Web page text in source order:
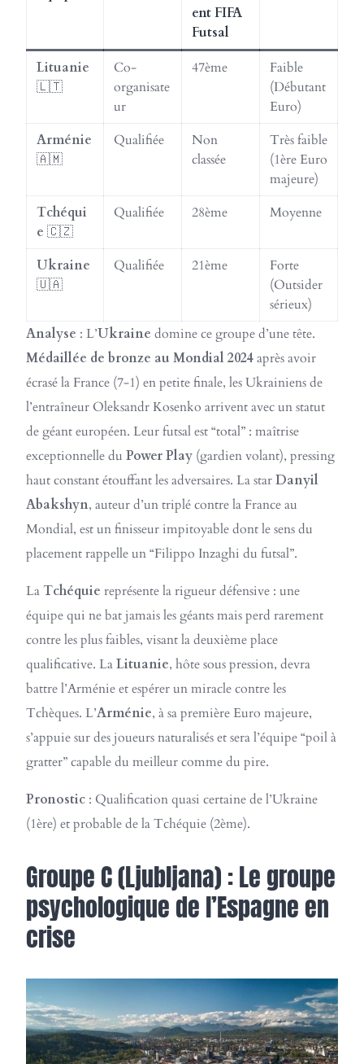
ent FIFA
Futsal
Lituanie
🇱🇹
Co-
organisate
ur
47ème
Faible
(Débutant
Euro)
Arménie
🇦🇲
Qualifiée
Non
classée
Très faible
(1ère Euro
majeure)
Tchéqui
e 🇨🇿
Qualifiée 28ème Moyenne
Ukraine
🇺🇦
Qualifiée 21ème
Forte
(Outsider
sérieux)
Analyse : L’Ukraine domine ce groupe d’une tête.
Médaillée de bronze au Mondial 2024après avoir
écrasé la France (7-1) en petite finale, les Ukrainiens de
l’entraîneur Oleksandr Kosenko arrivent avec un statut
de géant européen. Leur futsal est “total” : maîtrise
exceptionnelle du Power Play (gardien volant), pressing
haut constant étouffant les adversaires. La starDanyil
Abakshyn, auteur d’un triplé contre la France au
Mondial, est un finisseur impitoyable dont le sens du
placement rappelle un “Filippo Inzaghi du futsal”.
LaTchéquie représente la rigueur défensive : une
équipe qui ne bat jamais les géants mais perd rarement
contre les plus faibles, visant la deuxième place
qualificative. LaLituanie, hôte sous pression, devra
battre l’Arménie et espérer un miracle contre les
Tchèques. L’Arménie, à sa première Euro majeure,
s’appuie sur des joueurs naturalisés et sera l’équipe “poil à
gratter” capable du meilleur comme du pire.
Pronostic : Qualification quasi certaine de l’Ukraine
(1ère) et probable de la Tchéquie (2ème).
Groupe C (Ljubljana) : Le groupe
psychologique de l’Espagne en
crise